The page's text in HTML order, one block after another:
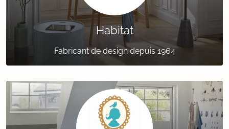
Habitat
Fabricant de design depuis 1964